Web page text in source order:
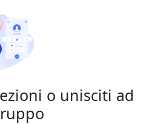
o unisciti ad